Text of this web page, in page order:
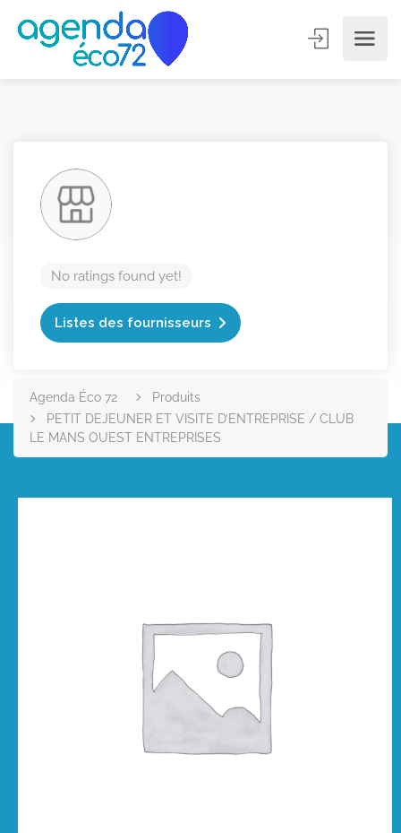
No ratings found yet!
Listes des fournisseurs
Agenda Éco 72
Produits
PETIT DEJEUNER ET VISITE D’ENTREPRISE / CLUB
LE MANS OUEST ENTREPRISES